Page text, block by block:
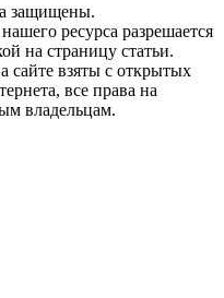
защищены.
ресурса разрешается
на страницу статьи.
сайте взяты с открытых
все права на
владельцам.